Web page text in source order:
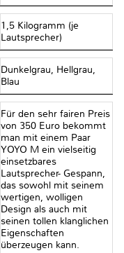
1,5 Kilogramm (je
Lautsprecher)
Dunkelgrau, Hellgrau,
Blau
Für den sehr fairen Preis
von 350 Euro bekommt
man mit einem Paar
YOYO M ein vielseitig
einsetzbares
Lautsprecher- Gespann,
das sowohl mit seinem
wertigen, wolligen
Design als auch mit
seinen tollen klanglichen
Eigenschaften
überzeugen kann.